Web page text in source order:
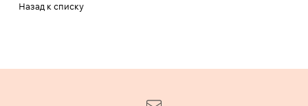
Назад к списку